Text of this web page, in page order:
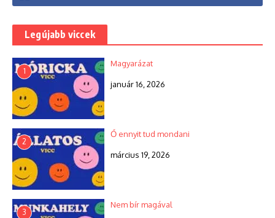
Legújabb viccek
1
Magyarázat
január 16, 2026
2
Ő ennyit tud mondani
március 19, 2026
3
Nem bír magával